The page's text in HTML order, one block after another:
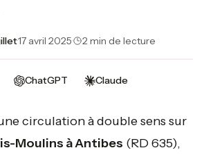
·17 avril 2025· 2 min de lecture
ChatGPT Claude
circulation à double sens sur
Moulins à Antibes (RD 635),